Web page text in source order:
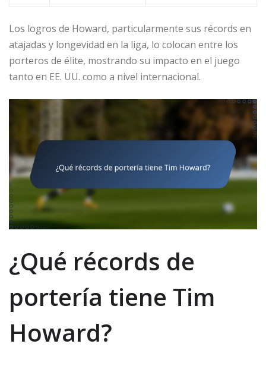
Los logros de Howard, particularmente sus récords en
atajadas y longevidad en la liga, lo colocan entre los
porteros de élite, mostrando su impacto en el juego
tanto en EE. UU. como a nivel internacional.
¿Qué récords de
portería tiene Tim
Howard?